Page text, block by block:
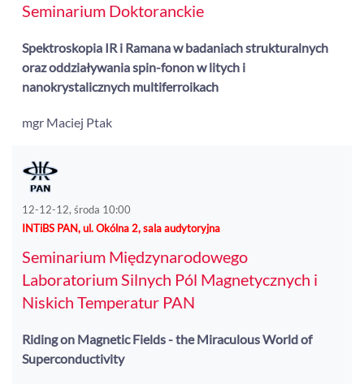
Seminarium Doktoranckie
Spektroskopia IR i Ramana w badaniach strukturalnych
oraz oddziaływania spin-fonon w litych i
nanokrystalicznych multiferroikach
mgr Maciej Ptak
12-12-12, środa 10:00
INTiBS PAN, ul. Okólna 2, sala audytoryjna
Seminarium Międzynarodowego
Laboratorium Silnych Pól Magnetycznych i
Niskich Temperatur PAN
Riding on Magnetic Fields - the Miraculous World of
Superconductivity